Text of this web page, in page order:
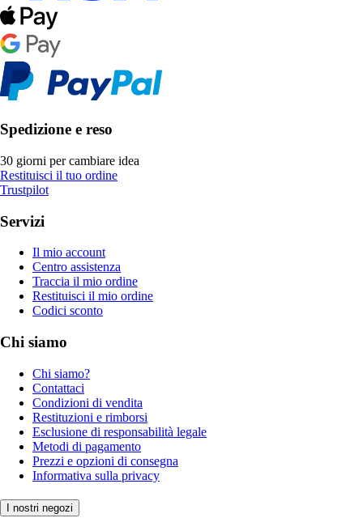
Spedizione e reso
30 giorni per cambiare idea
Restituisci il tuo ordine
Trustpilot
Servizi
Il mio account
Centro assistenza
Traccia il mio ordine
Restituisci il mio ordine
Codici sconto
Chi siamo
Chi siamo?
Contattaci
Condizioni di vendita
Restituzioni e rimborsi
Esclusione di responsabilità legale
Metodi di pagamento
Prezzi e opzioni di consegna
Informativa sulla privacy
I nostri negozi